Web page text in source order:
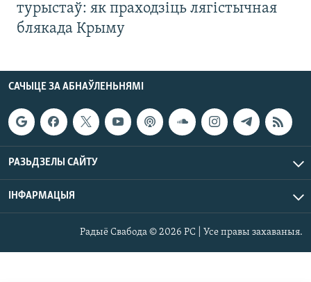
турыстаў: як праходзіць лягістычная
блякада Крыму
САЧЫЦЕ ЗА АБНАЎЛЕНЬНЯМІ
РАЗЬДЗЕЛЫ САЙТУ
ІНФАРМАЦЫЯ
Радыё Свабода © 2026 РС | Усе правы захаваныя.